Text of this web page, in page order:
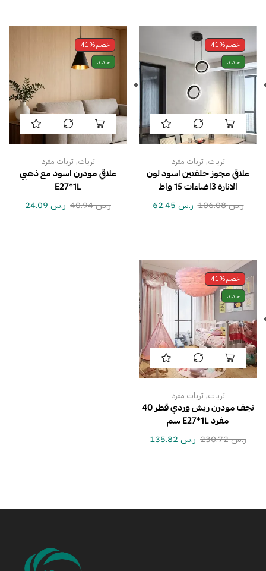
خصم41%
جديد
ثريات, ثريات مفرد
علاقي مجوز حلقتين اسود لون
الانارة 3اضاءات 15 واط
ر.س106.08 ر.س
خصم41%
جديد
ثريات, ثريات مفرد
علاقي مودرن اسود مع ذهبي
E27*1L
ر.س40.94 ر.س
خصم41%
جديد
ثريات, ثريات مفرد
نجف مودرن ريش وردي قطر 40
مفرد E27*1L سم
ر.س230.72 ر.س